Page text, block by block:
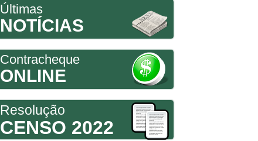
Últimas
NOTÍCIAS
Contracheque
ONLINE
Resolução
CENSO 2022